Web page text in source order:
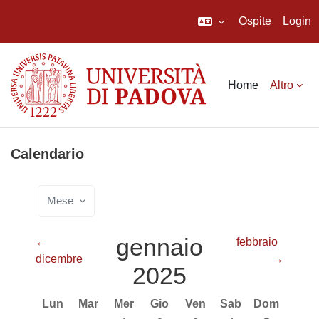
Ospite Login
Home Altro
Calendario
Mese
←
dicembre
gennaio
2025
febbraio
→
Lunedi
Lun Martedì
Mar Mercoledì
Mer Giovedì
Gio Venerdì
Ven Sabato
Sab Domenica
Dom